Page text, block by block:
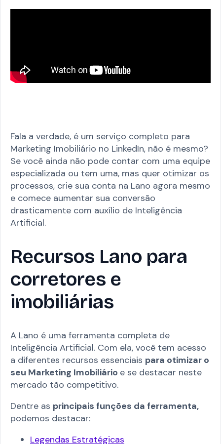
Fala a verdade, é um serviço completo para
Marketing Imobiliário no LinkedIn, não é mesmo?
Se você ainda não pode contar com uma equipe
especializada ou tem uma, mas quer otimizar os
processos, crie sua conta na Lano agora mesmo
e comece aumentar sua conversão
drasticamente com auxílio de Inteligência
Artificial.
Recursos Lano para
corretores e
imobiliárias
A Lano é uma ferramenta completa de
Inteligência Artificial. Com ela, você tem acesso
a diferentes recursos essenciais para otimizar o
seu Marketing Imobiliário e se destacar neste
mercado tão competitivo.
Dentre as principais funções da ferramenta,
podemos destacar:
Legendas Estratégicas